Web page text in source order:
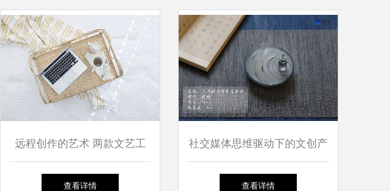
远程创作的艺术 两款文艺工
作者的办公软件推荐
查看详情
社交媒体思维驱动下的文创产
品设计与文化经纪人服务创新
查看详情